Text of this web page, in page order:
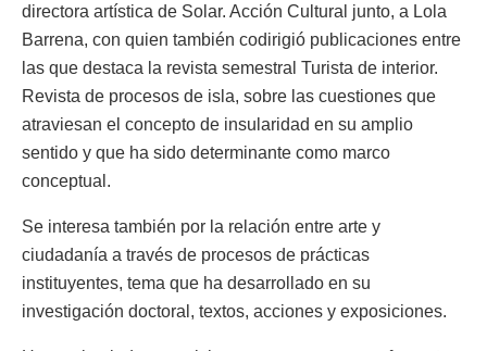
directora artística de Solar. Acción Cultural junto, a Lola
Barrena, con quien también codirigió publicaciones entre
las que destaca la revista semestral Turista de interior.
Revista de procesos de isla, sobre las cuestiones que
atraviesan el concepto de insularidad en su amplio
sentido y que ha sido determinante como marco
conceptual.
Se interesa también por la relación entre arte y
ciudadanía a través de procesos de prácticas
instituyentes, tema que ha desarrollado en su
investigación doctoral, textos, acciones y exposiciones.